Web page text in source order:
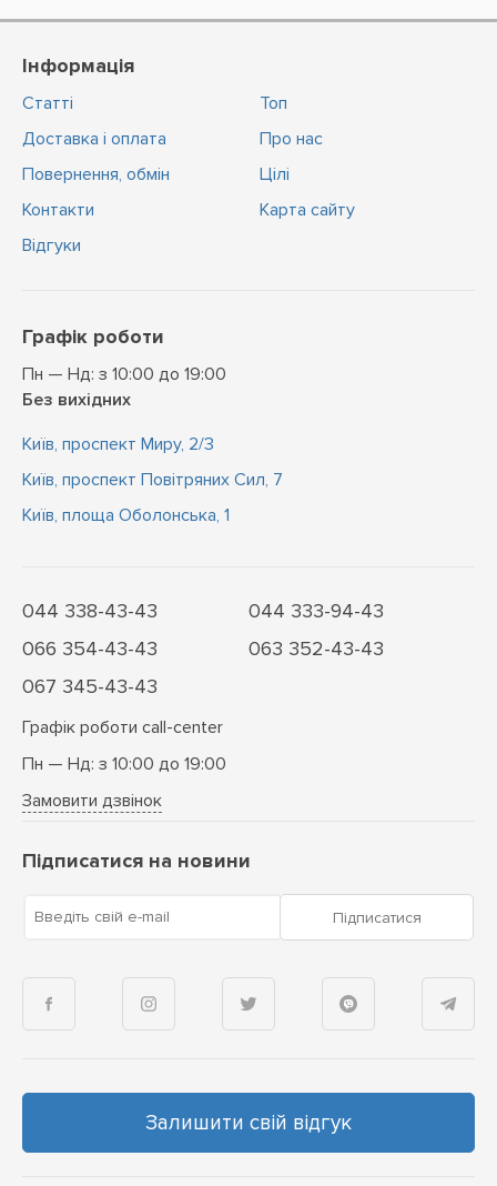
Інформація
Статті
Доставка і оплата
Повернення, обмін
Контакти
Відгуки
Топ
Про нас
Цiлi
Карта сайту
Графік роботи
Пн — Нд: з 10:00 до 19:00
Без вихідних
Київ, проспект Миру, 2/3
Київ, проспект Повітряних Сил, 7
Київ, площа Оболонська, 1
044 338-43-43
044 333-94-43
066 354-43-43
063 352-43-43
067 345-43-43
Графік роботи call-center
Пн — Нд: з 10:00 до 19:00
Замовити дзвінок
Підписатися на новини
Введіть свій e-mail Підписатися
Залишити свій відгук